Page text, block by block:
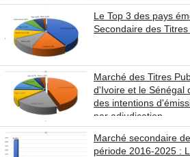
Le Top 3 des pays
Secondaire des
Marché des Titres
d'Ivoire et le Sénégal
des intentions
par adjudication
Marché secondaire
période 2016-2025 :